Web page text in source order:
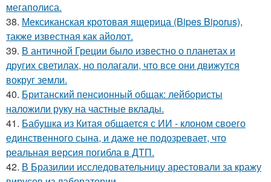
мегаполиса.
38. Мексиканская кротовая ящерица (Bipes Biporus),
также известная как айолот.
39. В античной Греции было известно о планетах и
других светилах, но полагали, что все они движутся
вокруг земли.
40. Британский пенсионный общак: лейбористы
наложили руку на частные вклады.
41. Бабушка из Китая общается с ИИ - клоном своего
единственного сына, и даже не подозревает, что
реальная версия погибла в ДТП.
42. В Бразилии исследовательницу арестовали за кражу